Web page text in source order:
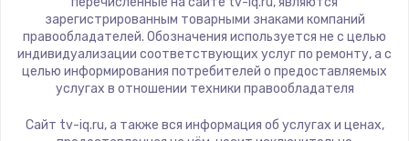
Заказать
Замена северного моста
2600 руб.
Заказать
National
iFFALCON
Tuvio
Nord
BenQ
зарегистрированным товарными знаками компаний
правообладателей. Обозначения используется не с целью
индивидуализации соответствующих услуг по ремонту, а с
целью информирования потребителей о предоставляемых
услугах в отношении техники правообладателя
Сайт tv-iq.ru, а также вся информация об услугах и ценах,